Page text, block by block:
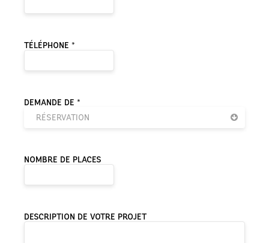
TÉLÉPHONE *
DEMANDE DE *
RÉSERVATION
NOMBRE DE PLACES
DESCRIPTION DE VOTRE PROJET